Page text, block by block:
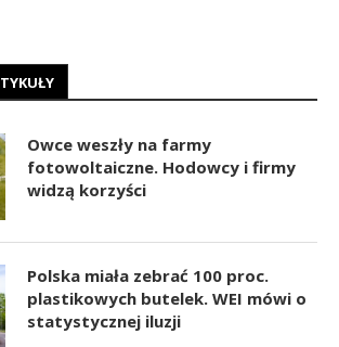
Owce weszły na farmy
fotowoltaiczne. Hodowcy i firmy
widzą korzyści
Polska miała zebrać 100 proc.
plastikowych butelek. WEI mówi o
statystycznej iluzji